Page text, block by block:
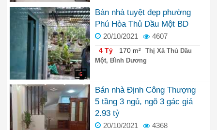
6
Bán nhà tuyệt đẹp phường
Phú Hòa Thủ Dầu Một BD
20/10/2021 4607
4 Tỷ 170 m²
Thị Xã Thủ Dầu
Một, Bình Dương
Bán nhà Định Công Thượng
5 tầng 3 ngủ, ngõ 3 gác giá
2.93 tỷ
20/10/2021 4368